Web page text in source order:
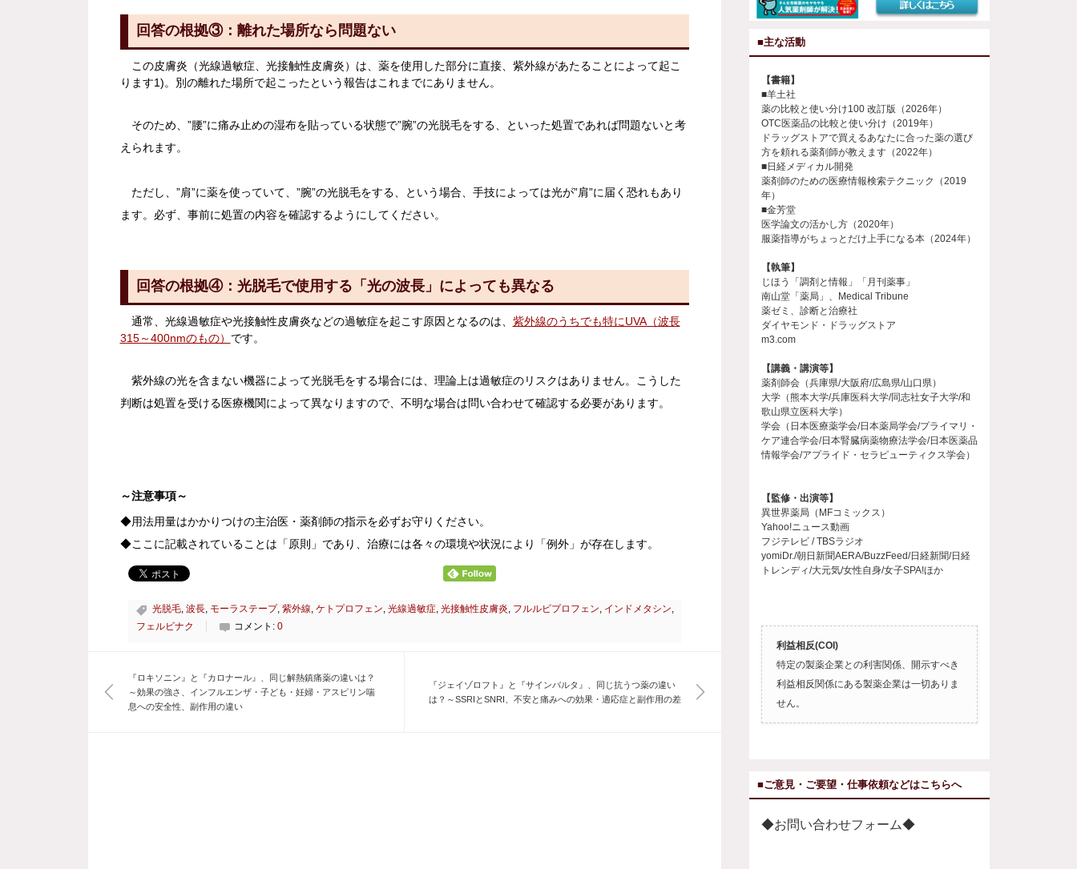
回答の根拠③：離れた場所なら問題ない
この皮膚炎（光線過敏症、光接触性皮膚炎）は、薬を使用した部分に直接、紫外線があたることによって起こ
ります1)。別の離れた場所で起こったという報告はこれまでにありません。
そのため、”腰”に痛み止めの湿布を貼っている状態で”腕”の光脱毛をする、といった処置であれば問題ないと考
えられます。
ただし、”肩”に薬を使っていて、”腕”の光脱毛をする、という場合、手技によっては光が”肩”に届く恐れもあり
ます。必ず、事前に処置の内容を確認するようにしてください。
回答の根拠④：光脱毛で使用する「光の波長」によっても異なる
通常、光線過敏症や光接触性皮膚炎などの過敏症を起こす原因となるのは、 紫外線のうちでも特にUVA（波長
315～400nmのもの） です。
紫外線の光を含まない機器によって光脱毛をする場合には、理論上は過敏症のリスクはありません。こうした
判断は処置を受ける医療機関によって異なりますので、不明な場合は問い合わせて確認する必要があります。
～注意事項～
◆用法用量はかかりつけの主治医・薬剤師の指示を必ずお守りください。
◆ここに記載されていることは「原則」であり、治療には各々の環境や状況により「例外」が存在します。
光脱毛, 波長, モーラステープ, 紫外線, ケトプロフェン, 光線過敏症, 光接触性皮膚炎, フルルビプロフェン, インドメタシン,
フェルビナク
コメント: 0
『ロキソニン』と『カロナール』、同じ解熱鎮痛薬の違いは？
～効果の強さ、インフルエンザ・子ども・妊婦・アスピリン喘
息への安全性、副作用の違い
『ジェイゾロフト』と『サインバルタ』、同じ抗うつ薬の違い
は？～SSRIとSNRI、不安と痛みへの効果・適応症と副作用の差
■主な活動
【書籍】
■羊土社
薬の比較と使い分け100 改訂版（2026年）
OTC医薬品の比較と使い分け（2019年）
ドラッグストアで買えるあなたに合った薬の選び
方を頼れる薬剤師が教えます（2022年）
■日経メディカル開発
薬剤師のための医療情報検索テクニック（2019
年）
■金芳堂
医学論文の活かし方（2020年）
服薬指導がちょっとだけ上手になる本（2024年）
【執筆】
じほう「調剤と情報」「月刊薬事」
南山堂「薬局」、Medical Tribune
薬ゼミ、診断と治療社
ダイヤモンド・ドラッグストア
m3.com
【講義・講演等】
薬剤師会（兵庫県/大阪府/広島県/山口県）
大学（熊本大学/兵庫医科大学/同志社女子大学/和
歌山県立医科大学）
学会（日本医療薬学会/日本薬局学会/プライマリ・
ケア連合学会/日本腎臓病薬物療法学会/日本医薬品
情報学会/アプライド・セラピューティクス学会）
【監修・出演等】
異世界薬局（MFコミックス）
Yahoo!ニュース動画
フジテレビ / TBSラジオ
yomiDr./朝日新聞AERA/BuzzFeed/日経新聞/日経
トレンディ/大元気/女性自身/女子SPA!ほか
利益相反(COI)
特定の製薬企業との利害関係、開示すべき
利益相反関係にある製薬企業は一切ありま
せん。
■ご意見・ご要望・仕事依頼などはこちらへ
◆お問い合わせフォーム◆